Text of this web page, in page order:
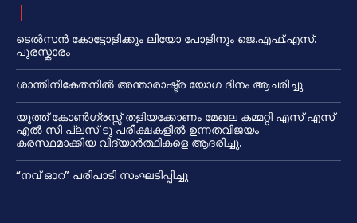
ടെൽസൻ കോട്ടോളിക്കും ലിയോ പോളിനും ജെ.എഫ്.എസ്.
പുരസ്കാരം
ശാന്തിനികേതനിൽ അന്താരാഷ്ട്ര യോഗ ദിനം ആചരിച്ചു
യൂത്ത് കോൺഗ്രസ്സ് തളിയക്കോണം മേഖല കമ്മറ്റി എസ് എസ്
എൽ സി പ്ലസ് ടു പരീക്ഷകളിൽ ഉന്നതവിജയം
കരസ്ഥമാക്കിയ വിദ്യാർത്ഥികളെ ആദരിച്ചു.
“നവ് ഓറ” പരിപാടി സംഘടിപ്പിച്ചു